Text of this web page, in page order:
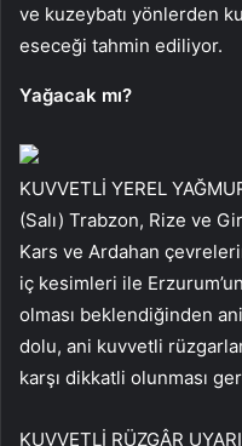
ve kuzeybatı yönlerden
eseceği tahmin ediliyor.
Yağacak mı?
KUVVETLİ YEREL
(Salı) Trabzon, Rize ve
Kars ve Ardahan
iç kesimleri ile
olması beklendiğinden
dolu, ani kuvvetli
karşı dikkatli olunması
KUVVETLİ RÜZGÂR